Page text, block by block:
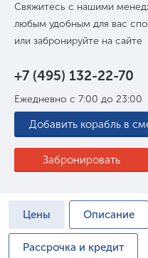
Свяжитесь с нашими
любым удобным для вас
или забронируйте на сайте
Забронировать
+7 (495) 132-22-70
Ежедневно с 7:00 до 23:00
Добавить корабль в
Цены Описание
Рассрочка и кредит